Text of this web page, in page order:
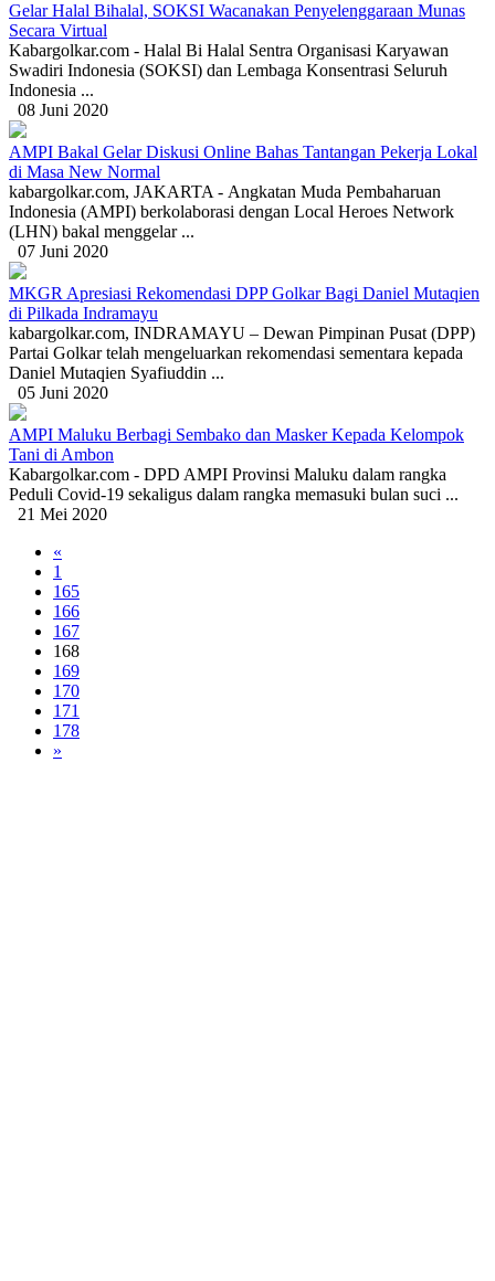
Gelar Halal Bihalal, SOKSI Wacanakan Penyelenggaraan Munas
Secara Virtual
Kabargolkar.com - Halal Bi Halal Sentra Organisasi Karyawan
Swadiri Indonesia (SOKSI) dan Lembaga Konsentrasi Seluruh
Indonesia ...
08 Juni 2020
AMPI Bakal Gelar Diskusi Online Bahas Tantangan Pekerja Lokal
di Masa New Normal
kabargolkar.com, JAKARTA - Angkatan Muda Pembaharuan
Indonesia (AMPI) berkolaborasi dengan Local Heroes Network
(LHN) bakal menggelar ...
07 Juni 2020
MKGR Apresiasi Rekomendasi DPP Golkar Bagi Daniel Mutaqien
di Pilkada Indramayu
kabargolkar.com, INDRAMAYU – Dewan Pimpinan Pusat (DPP)
Partai Golkar telah mengeluarkan rekomendasi sementara kepada
Daniel Mutaqien Syafiuddin ...
05 Juni 2020
AMPI Maluku Berbagi Sembako dan Masker Kepada Kelompok
Tani di Ambon
Kabargolkar.com - DPD AMPI Provinsi Maluku dalam rangka
Peduli Covid-19 sekaligus dalam rangka memasuki bulan suci ...
21 Mei 2020
«
1
165
166
167
168
169
170
171
178
»